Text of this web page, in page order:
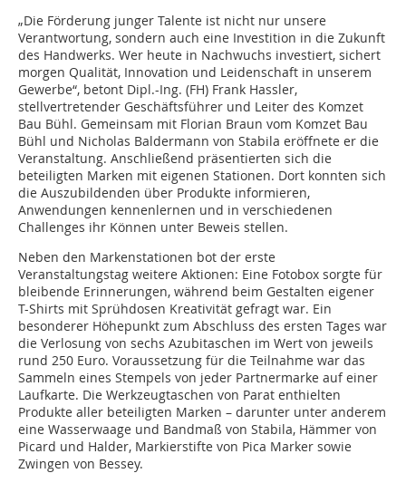
„Die Förderung junger Talente ist nicht nur unsere
Verantwortung, sondern auch eine Investition in die Zukunft
des Handwerks. Wer heute in Nachwuchs investiert, sichert
morgen Qualität, Innovation und Leidenschaft in unserem
Gewerbe“, betont Dipl.-Ing. (FH) Frank Hassler,
stellvertretender Geschäftsführer und Leiter des Komzet
Bau Bühl. Gemeinsam mit Florian Braun vom Komzet Bau
Bühl und Nicholas Baldermann von Stabila eröffnete er die
Veranstaltung. Anschließend präsentierten sich die
beteiligten Marken mit eigenen Stationen. Dort konnten sich
die Auszubildenden über Produkte informieren,
Anwendungen kennenlernen und in verschiedenen
Challenges ihr Können unter Beweis stellen.
Neben den Markenstationen bot der erste
Veranstaltungstag weitere Aktionen: Eine Fotobox sorgte für
bleibende Erinnerungen, während beim Gestalten eigener
T-Shirts mit Sprühdosen Kreativität gefragt war. Ein
besonderer Höhepunkt zum Abschluss des ersten Tages war
die Verlosung von sechs Azubitaschen im Wert von jeweils
rund 250 Euro. Voraussetzung für die Teilnahme war das
Sammeln eines Stempels von jeder Partnermarke auf einer
Laufkarte. Die Werkzeugtaschen von Parat enthielten
Produkte aller beteiligten Marken – darunter unter anderem
eine Wasserwaage und Bandmaß von Stabila, Hämmer von
Picard und Halder, Markierstifte von Pica Marker sowie
Zwingen von Bessey.